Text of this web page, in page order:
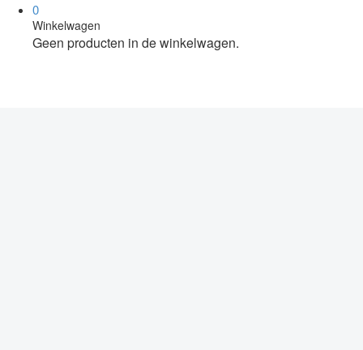
0
Winkelwagen
Geen producten in de winkelwagen.